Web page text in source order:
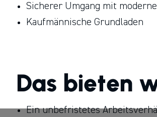
Sicherer Umgang mit
Kaufmännische Grundladen
Das bieten
Ein unbefristetes